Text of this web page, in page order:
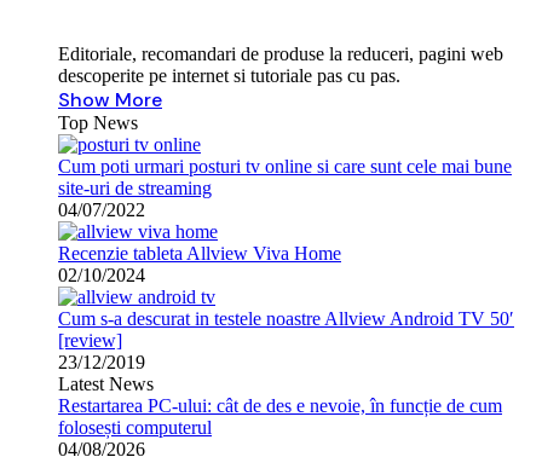
Editoriale, recomandari de produse la reduceri, pagini web
descoperite pe internet si tutoriale pas cu pas.
Show More
Top News
Cum poti urmari posturi tv online si care sunt cele mai bune
site-uri de streaming
04/07/2022
Recenzie tableta Allview Viva Home
02/10/2024
Cum s-a descurat in testele noastre Allview Android TV 50′
[review]
23/12/2019
Latest News
Restartarea PC-ului: cât de des e nevoie, în funcție de cum
folosești computerul
04/08/2026